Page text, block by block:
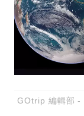
GOtrip 編輯部